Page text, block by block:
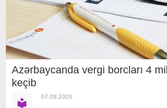
Azərbaycanda vergi borcları 4
keçib
07.08.2026